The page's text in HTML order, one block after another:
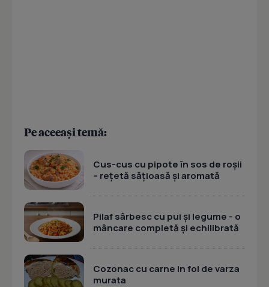
Pe aceeași temă:
Cus-cus cu pipote în sos de roșii
– rețetă sățioasă și aromată
Pilaf sârbesc cu pui și legume - o
mâncare completă și echilibrată
Cozonac cu carne in foi de varza
murata